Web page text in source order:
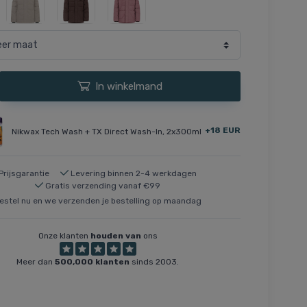
In winkelmand
Nikwax Tech Wash + TX Direct Wash-In, 2x300ml +18 EUR
Levering binnen 2-4 werkdagen
Gratis verzending vanaf €99
nu en we verzenden je bestelling op maandag
Onze klanten houden van ons
Meer dan500,000 klanten sinds 2003.